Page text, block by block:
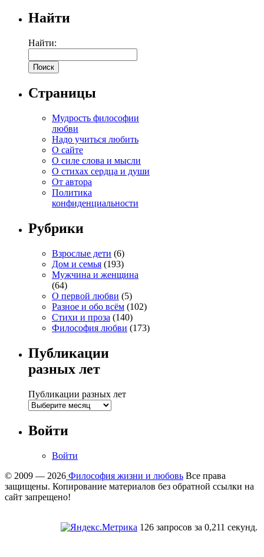
Найти
Найти:
Страницы
Мудрость философии
любви
Надо учиться любить
О сайте
О силе слова и мысли
О стихах сердца и души
От автора
Политика
конфиденциальности
Рубрики
Взрослые дети (6)
Дом и семья (193)
Мужчина и женщина
(64)
О первой любви (5)
Разное и обо всём (102)
Стихи и проза (140)
Философия любви (173)
Публикации
разных лет
Публикации разных лет
Войти
Войти
© 2009 — 2026 Философия жизни и любовь Все права
защищены. Копирование материалов без обратной ссылки на
сайт запрещено!
126 запросов за 0,211 секунд.